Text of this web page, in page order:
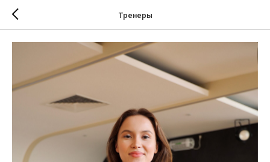
Тренеры